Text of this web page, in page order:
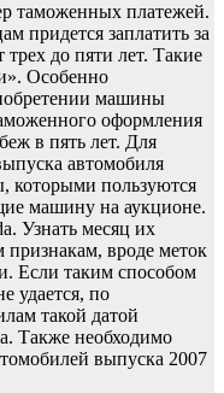
таможенных платежей.
придется заплатить за
трех до пяти лет. Такие
Особенно
машины
оформления
в пять лет. Для
автомобиля
которыми пользуются
машину на аукционе.
Узнать месяц их
вроде меток
Если таким способом
удается, по
такой датой
Также необходимо
выпуска 2007